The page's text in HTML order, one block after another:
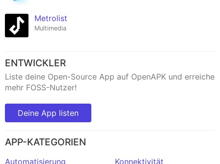
Metrolist
Multimedia
ENTWICKLER
Liste deine Open-Source App auf OpenAPK und erreiche
mehr FOSS-Nutzer!
Deine App listen
APP-KATEGORIEN
Automatisierung
Konnektivität